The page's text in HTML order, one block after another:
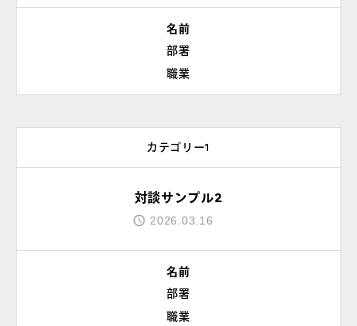
名前
部署
職業
カテゴリー1
対談サンプル2
2026.03.16
名前
部署
職業